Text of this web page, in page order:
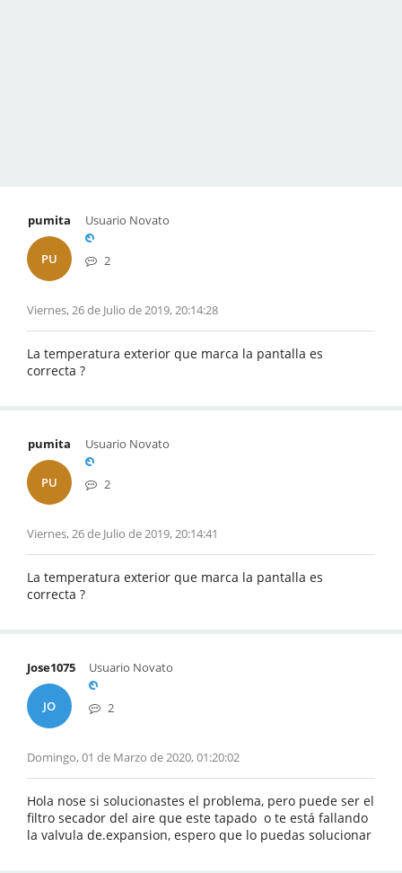
pumita
PU
Usuario Novato
2
Viernes, 26 de Julio de 2019, 20:14:28
La temperatura exterior que marca la pantalla es
correcta ?
pumita
PU
Usuario Novato
2
Viernes, 26 de Julio de 2019, 20:14:41
La temperatura exterior que marca la pantalla es
correcta ?
Jose1075
JO
Usuario Novato
2
Domingo, 01 de Marzo de 2020, 01:20:02
Hola nose si solucionastes el problema, pero puede ser el
filtro secador del aire que este tapado o te está fallando
la valvula de.expansion, espero que lo puedas solucionar